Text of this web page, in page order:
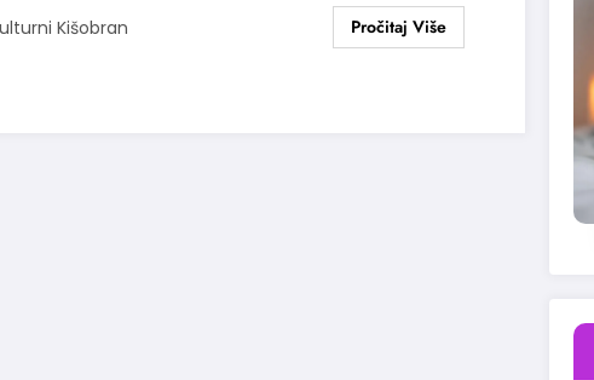
Kišobran